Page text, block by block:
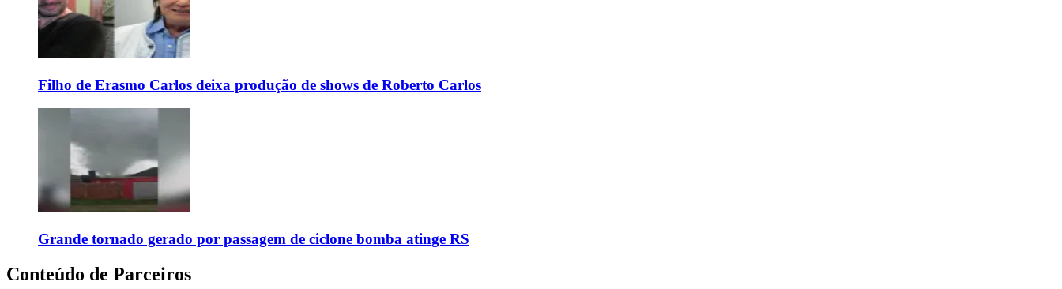
Filho de Erasmo Carlos deixa produção de shows de Roberto Carlos
Grande tornado gerado por passagem de ciclone bomba atinge RS
Conteúdo de Parceiros